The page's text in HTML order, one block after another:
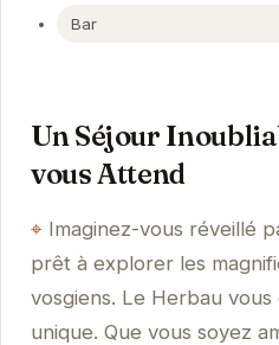
Bar
Un Séjour
vous Attend
Imaginez-vous réveillé
prêt à explorer les
vosgiens. Le Herbau
unique. Que vous soyez